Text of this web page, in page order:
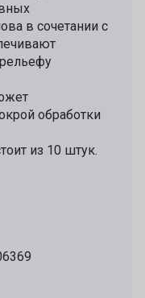
в сочетании с
обработки
из 10 штук.